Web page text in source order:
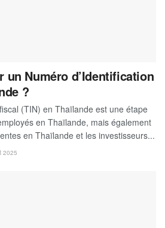
un Numéro d’Identification
?
(TIN) en Thaïlande est une étape
en Thaïlande, mais également
en Thaïlande et les investisseurs...
2025